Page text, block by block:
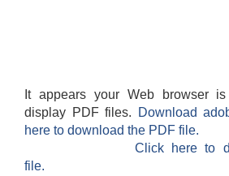
It appears your Web browser
display PDF files.
Download
here to download the PDF file.
Click here to
file.